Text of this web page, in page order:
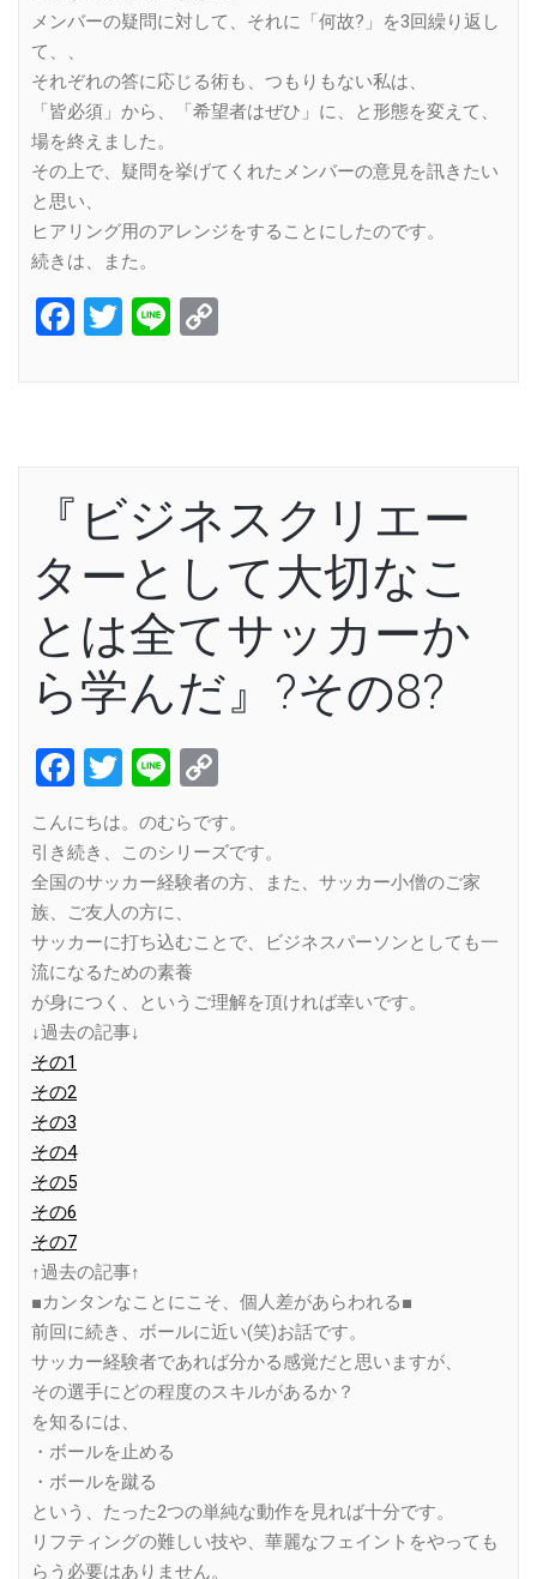
メンバーの疑問に対して、それに「何故?」を3回繰り返し
て、、
それぞれの答に応じる術も、つもりもない私は、
「皆必須」から、「希望者はぜひ」に、と形態を変えて、
場を終えました。
その上で、疑問を挙げてくれたメンバーの意見を訊きたい
と思い、
ヒアリング用のアレンジをすることにしたのです。
続きは、また。
Facebook
Twitter
Line
『ビジネスクリエー
ターとして大切なこ
とは全てサッカーか
ら学んだ』?その8?
Facebook
Twitter
Line
Link
こんにちは。のむらです。
引き続き、このシリーズです。
全国のサッカー経験者の方、また、サッカー小僧のご家
族、ご友人の方に、
サッカーに打ち込むことで、ビジネスパーソンとしても一
流になるための素養
が身につく、というご理解を頂ければ幸いです。
↓過去の記事↓
その1
その2
その3
その4
その5
その6
その7
↑過去の記事↑
■カンタンなことにこそ、個人差があらわれる■
前回に続き、ボールに近い(笑)お話です。
サッカー経験者であれば分かる感覚だと思いますが、
その選手にどの程度のスキルがあるか？
を知るには、
・ボールを止める
・ボールを蹴る
という、たった2つの単純な動作を見れば十分です。
リフティングの難しい技や、華麗なフェイントをやっても
らう必要はありません。